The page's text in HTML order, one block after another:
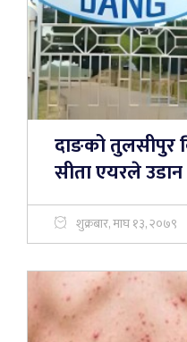
दाङको तुलसीपुर
सीता एयरले उडान
शुक्रबार, माघ १३, २०७९